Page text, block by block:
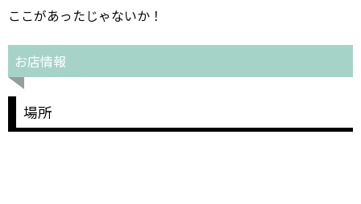
ここがあったじゃないか！
お店情報
場所